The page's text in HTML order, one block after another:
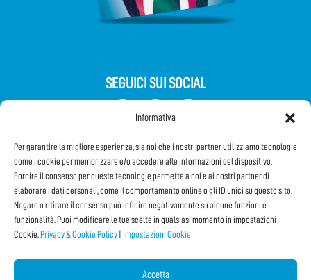
Informativa
Per garantire la migliore esperienza, sia noi che i nostri partner utilizziamo tecnologie
come i cookie per memorizzare e/o accedere alle informazioni del dispositivo.
Fornire il consenso per queste tecnologie permette a noi e ai nostri partner di
elaborare i dati personali, come il comportamento online o gli ID unici su questo sito.
Negare o ritirare il consenso può influire negativamente su alcune funzioni e
funzionalità. Puoi modificare le tue scelte in qualsiasi momento in impostazioni
Cookie. Privacy & Cookie Policy Impostazioni Cookie
Accetta
SEGUICI SUI SOCIAL
Iscriviti alla Newsletter
CONDIVIDI QUESTA PAGINA!